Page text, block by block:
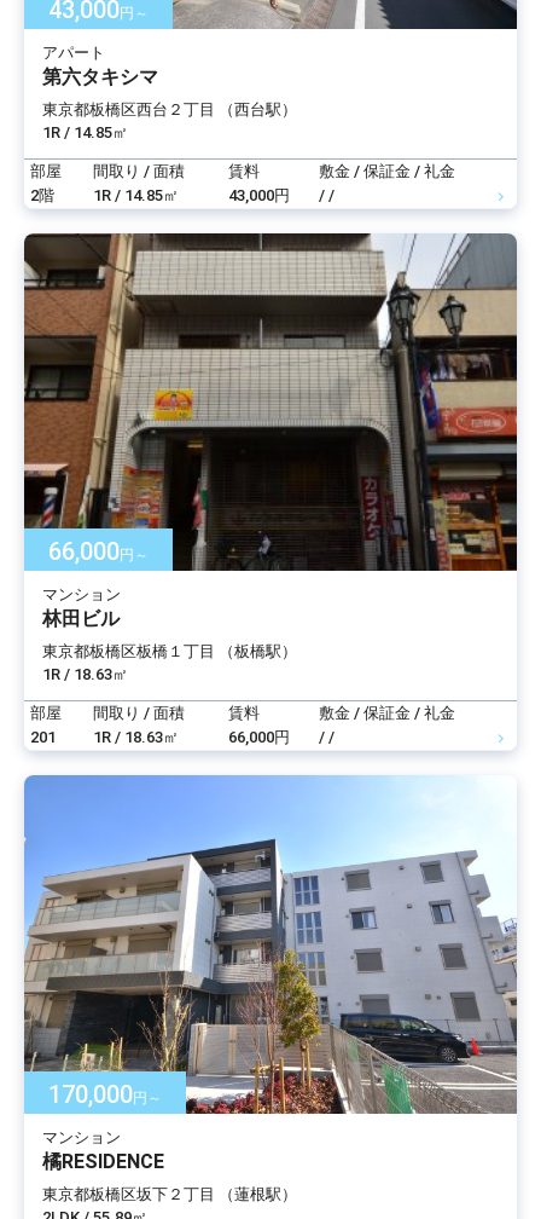
43,000円～
アパート
第六タキシマ
東京都板橋区西台２丁目 （西台駅）
1R / 14.85㎡
部屋 間取り / 面積 賃料
敷金 / 保証金 / 礼金
2階
1R / 14.85㎡ 43,000円 / /
66,000円～
マンション
林田ビル
東京都板橋区板橋１丁目 （板橋駅）
1R / 18.63㎡
部屋 間取り / 面積 賃料
敷金 / 保証金 / 礼金
201
1R / 18.63㎡ 66,000円 / /
170,000円～
マンション
橘RESIDENCE
東京都板橋区坂下２丁目 （蓮根駅）